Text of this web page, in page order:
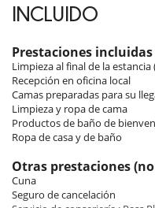
Room 3
Room. This bedroom has 2
private terrace, WC.
Room 4
Room. This bedroom has 2
bed. , with shower, 1
private terrace, WC.
Indoors & Outdoors​
You will find a perfect
the presence of wood and
INCLUIDO
Prestaciones incluidas
Limpieza al final de la
Recepción en oficina local
Camas preparadas para su
Limpieza y ropa de cama
Productos de baño de
Ropa de casa y de baño
Otras prestaciones
Cuna
Seguro de cancelación